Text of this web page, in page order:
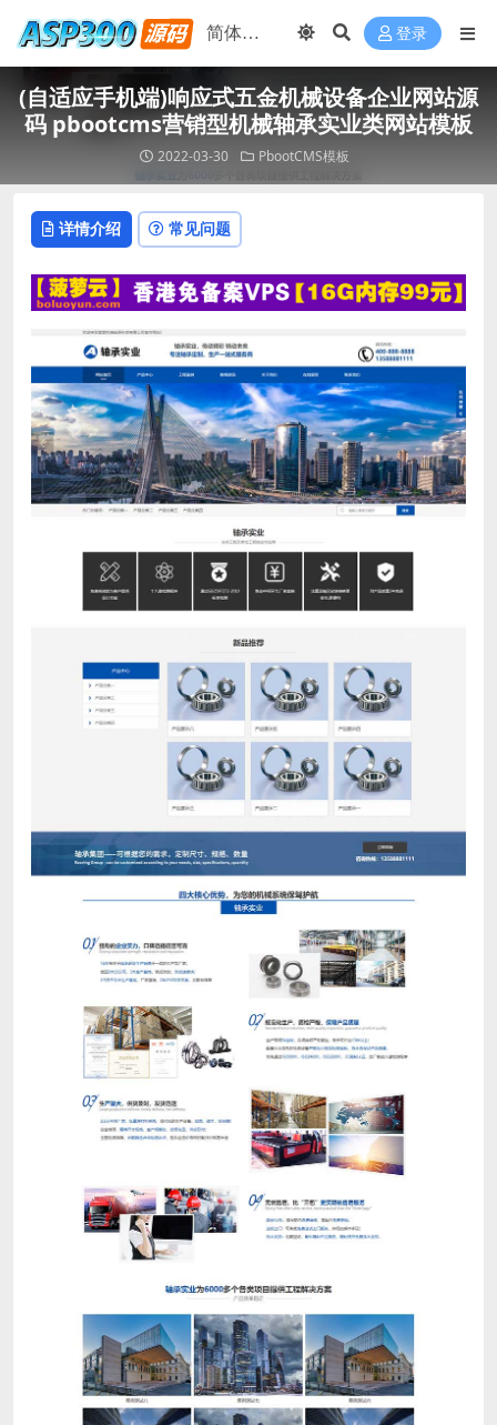
登录
(自适应手机端)响应式五金机械设备企业网站源
码 pbootcms营销型机械轴承实业类网站模板
2022-03-30 PbootCMS模板
详情介绍 常见问题